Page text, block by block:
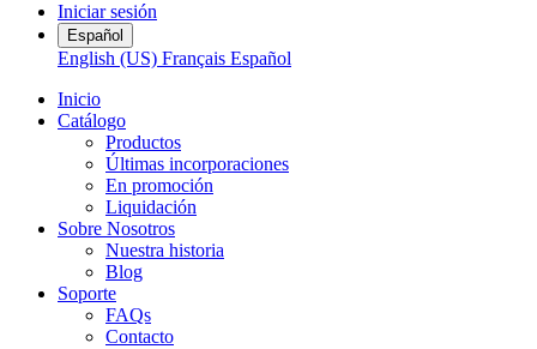
Iniciar sesión
Español
English (US) Français Español
Inicio
Catálogo
Productos
Últimas incorporaciones
En promoción
Liquidación
Sobre Nosotros
Nuestra historia
Blog
Soporte
FAQs
Contacto